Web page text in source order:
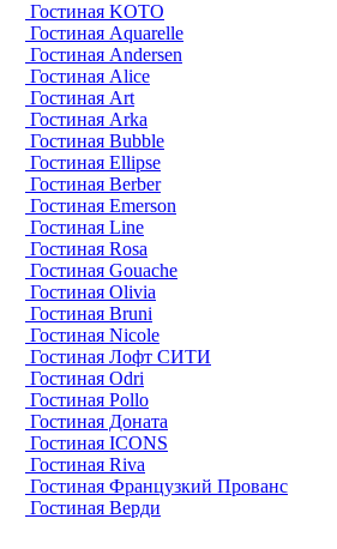
Гостиная KOTO
Гостиная Aquarelle
Гостиная Andersen
Гостиная Alice
Гостиная Art
Гостиная Arka
Гостиная Bubble
Гостиная Ellipse
Гостиная Berber
Гостиная Emerson
Гостиная Line
Гостиная Rosa
Гостиная Gouache
Гостиная Olivia
Гостиная Bruni
Гостиная Nicole
Гостиная Лофт СИТИ
Гостиная Odri
Гостиная Pollo
Гостиная Доната
Гостиная ICONS
Гостиная Riva
Гостиная Французкий Прованс
Гостиная Верди